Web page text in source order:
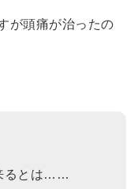
が頭痛が治ったの
るとは……